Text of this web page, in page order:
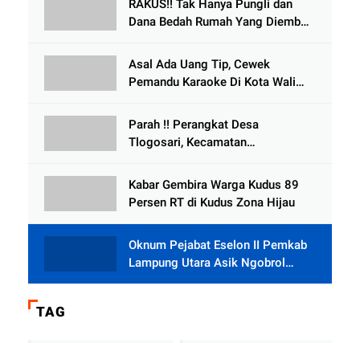
RAKUS!! Tak Hanya Pungli dan
Dana Bedah Rumah Yang Diembat,
Tlogowungu, di Duga
Selewengkan Bantuan Mushola
Asal Ada Uang Tip, Cewek
Pemandu Karaoke Di Kota Wali
Parah !! Perangkat Desa
Tlogosari, Kecamatan
Rumah dari BAZNAS
Kabar Gembira Warga Kudus 89
Persen RT di Kudus Zona Hijau
Oknum Pejabat Eselon II Pemkab
Lampung Utara Asik Ngobrol
Dengan Teman Kencan Wanitanya
TAG